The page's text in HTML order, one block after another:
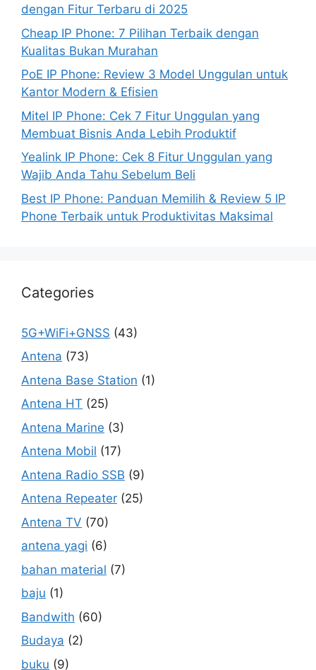
dengan Fitur Terbaru di 2025
Cheap IP Phone: 7 Pilihan Terbaik dengan
Kualitas Bukan Murahan
PoE IP Phone: Review 3 Model Unggulan untuk
Kantor Modern & Efisien
Mitel IP Phone: Cek 7 Fitur Unggulan yang
Membuat Bisnis Anda Lebih Produktif
Yealink IP Phone: Cek 8 Fitur Unggulan yang
Wajib Anda Tahu Sebelum Beli
Best IP Phone: Panduan Memilih & Review 5 IP
Phone Terbaik untuk Produktivitas Maksimal
Categories
5G+WiFi+GNSS (43)
Antena (73)
Antena Base Station (1)
Antena HT (25)
Antena Marine (3)
Antena Mobil (17)
Antena Radio SSB (9)
Antena Repeater (25)
Antena TV (70)
antena yagi (6)
bahan material (7)
baju (1)
Bandwith (60)
Budaya (2)
buku (9)